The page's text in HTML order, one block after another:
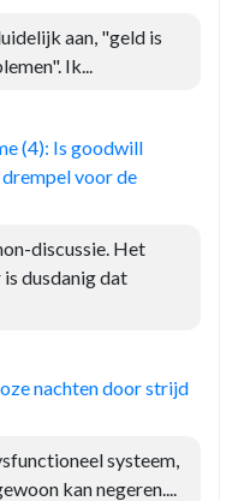
aan, "geld is
Ik...
(4): Is goodwill
voor de
discussie. Het
dusdanig dat
nachten door strijd
systeem,
kan negeren....